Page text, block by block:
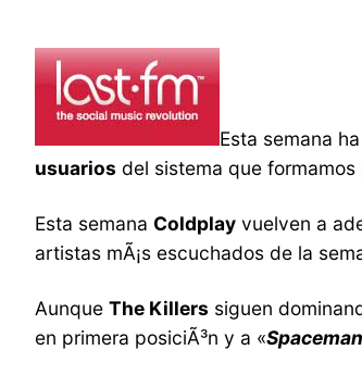
Esta semana
usuarios del sistema que
Esta semana Coldplay vuelven a
artistas mÃ¡s escuchados de la
Aunque The Killers siguen
en primera posiciÃ³n y a «Spaceman